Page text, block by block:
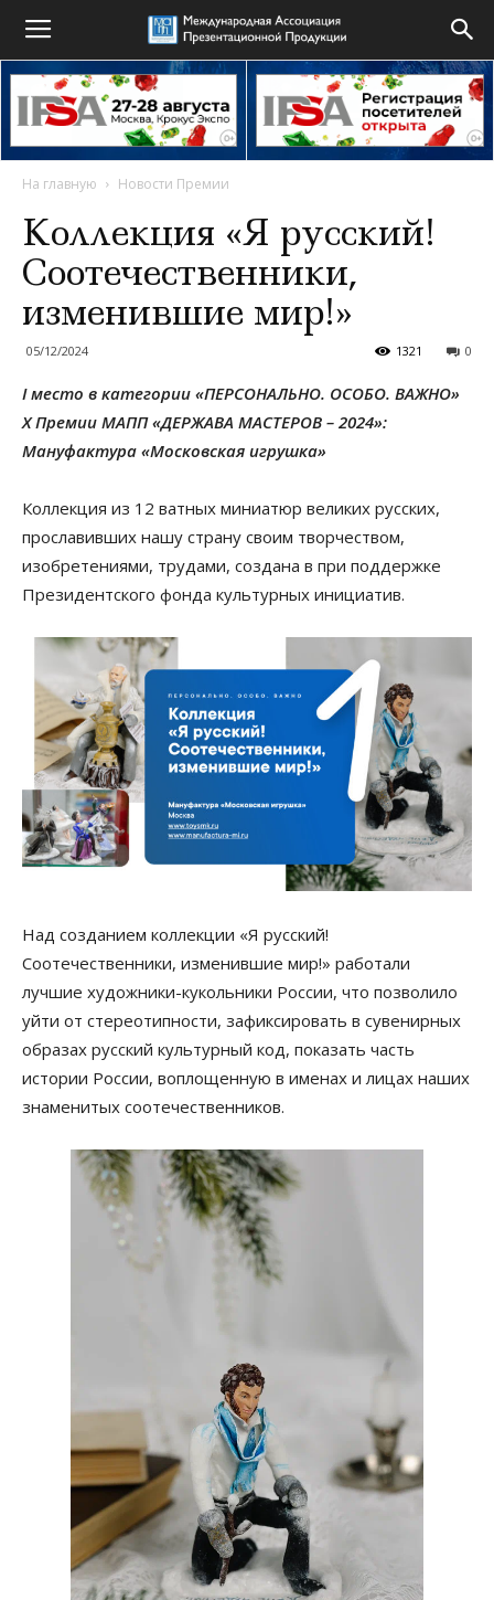
На главную Новости Премии
Коллекция «Я русский!
Соотечественники,
изменившие мир!»
05/12/2024 0
1321
I место в категории «ПЕРСОНАЛЬНО. ОСОБО. ВАЖНО»
X Премии МАПП «ДЕРЖАВА МАСТЕРОВ – 2024»:
Мануфактура «Московская игрушка»
Коллекция из 12 ватных миниатюр великих русских,
прославивших нашу страну своим творчеством,
изобретениями, трудами, создана в при поддержке
Президентского фонда культурных инициатив.
Над созданием коллекции «Я русский!
Соотечественники, изменившие мир!» работали
лучшие художники-кукольники России, что позволило
уйти от стереотипности, зафиксировать в сувенирных
образах русский культурный код, показать часть
истории России, воплощенную в именах и лицах наших
знаменитых соотечественников.